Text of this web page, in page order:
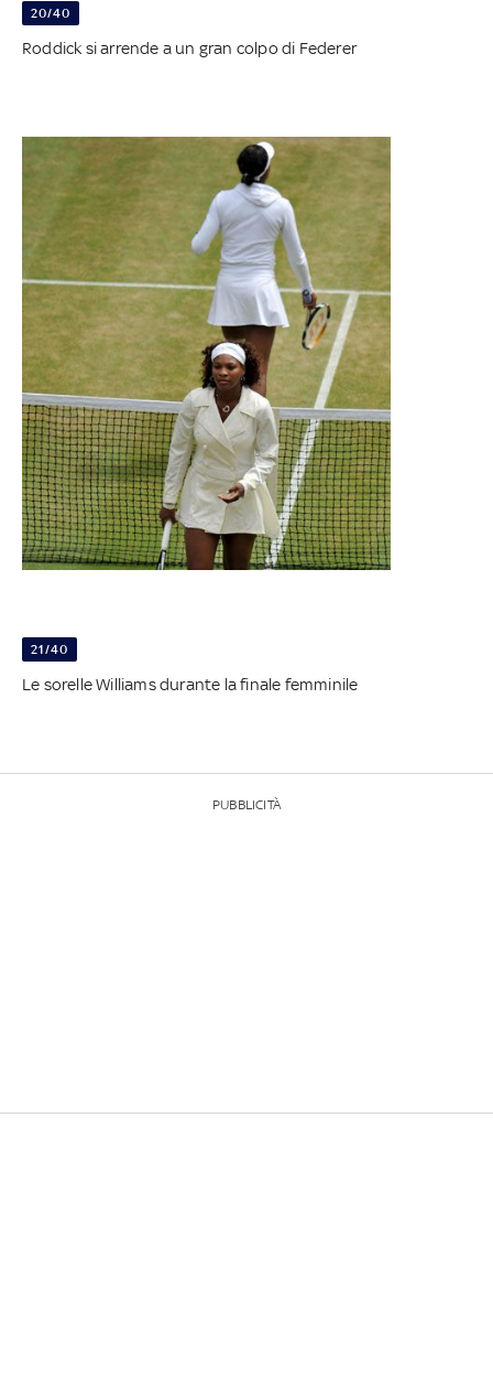
20/40
Roddick si arrende a un gran colpo di Federer
21/40
Le sorelle Williams durante la finale femminile
PUBBLICITÀ